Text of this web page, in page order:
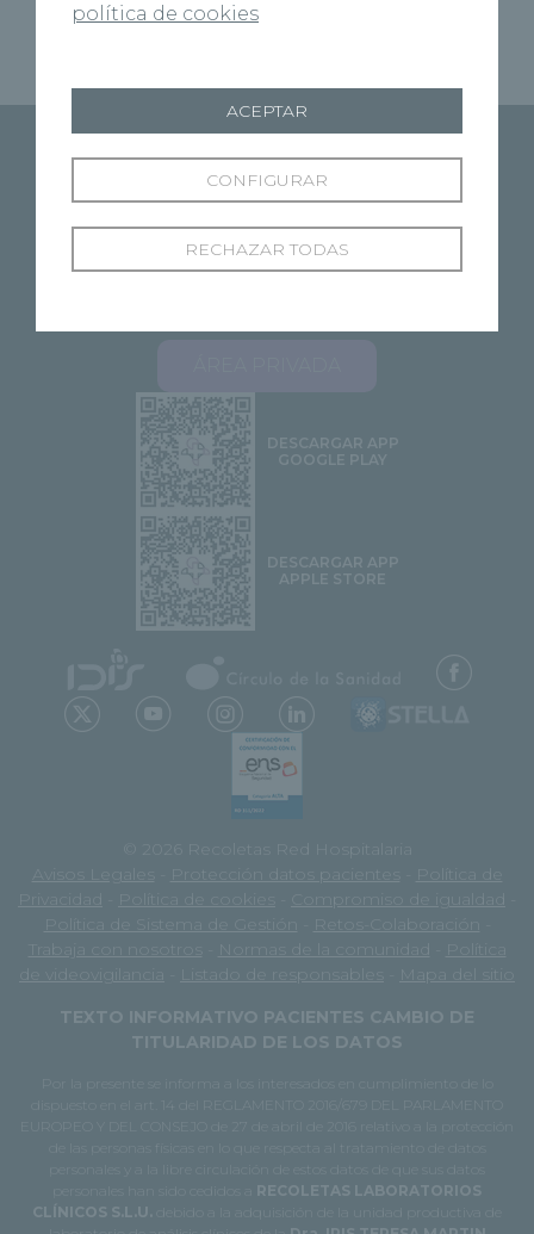
SOBRE RECOLETAS
NUESTROS CENTROS
ESPECIALIDADES
PROFESIONALES
DESCARGAR APP
GOOGLE PLAY
DESCARGAR APP
APPLE STORE
© 2026 Recoletas Red Hospitalaria
Avisos Legales
Protección datos pacientes
Política de
Privacidad
Política de cookies Compromiso de igualdad
Política de Sistema de Gestión
Retos-Colaboración
Trabaja con nosotros
Normas de la comunidad
Política
de videovigilancia
Listado de responsables
Mapa del sitio
TEXTO INFORMATIVO PACIENTES CAMBIO DE
TITULARIDAD DE LOS DATOS
Por la presente se informa a los interesados en cumplimiento de lo
dispuesto en el art. 14 del REGLAMENTO 2016/679 DEL PARLAMENTO
EUROPEO Y DEL CONSEJO de 27 de abril de 2016 relativo a la protección
de las personas físicas en lo que respecta al tratamiento de datos
personales y a la libre circulación de estos datos de que sus datos
RECOLETAS LABORATORIOS
CLÍNICOS S.L.U.
debido a la adquisición de la unidad productiva de
política de cookies
RECHAZAR TODAS
CONFIGURAR
ACEPTAR